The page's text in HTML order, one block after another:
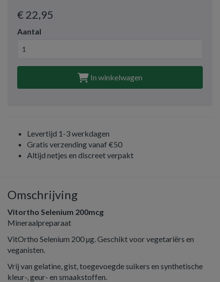
€ 22,95
Aantal
In winkelwagen
Levertijd 1-3 werkdagen
Gratis verzending vanaf €50
Altijd netjes en discreet verpakt
Omschrijving
Vitortho Selenium 200mcg
Mineraalpreparaat
VitOrtho Selenium 200 µg. Geschikt voor vegetariërs en
veganisten.
Vrij van gelatine, gist, toegevoegde suikers en synthetische
kleur-, geur- en smaakstoffen.